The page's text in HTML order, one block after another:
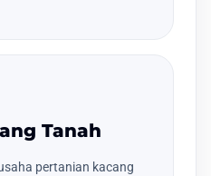
Tanah
pertanian kacang